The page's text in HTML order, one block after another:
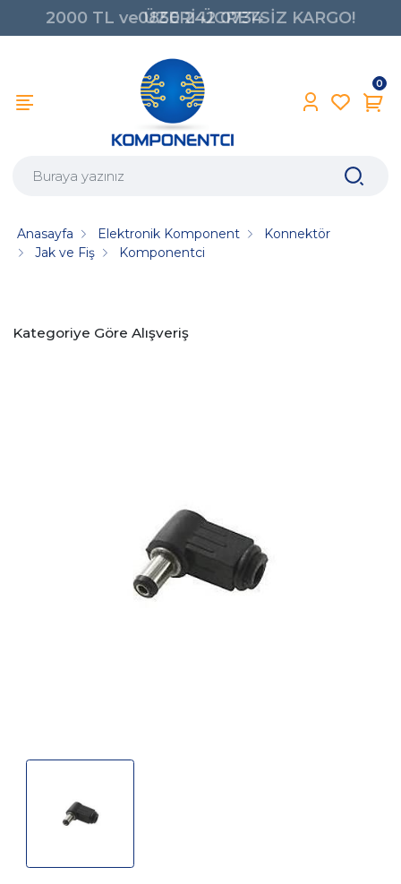
2000 TL ve ÜZERİ ÜCRETSİZ KARGO!
0850 242 0734
0
Anasayfa Elektronik Komponent
Konnektör
Jak ve Fiş
Komponentci
Kategoriye Göre Alışveriş